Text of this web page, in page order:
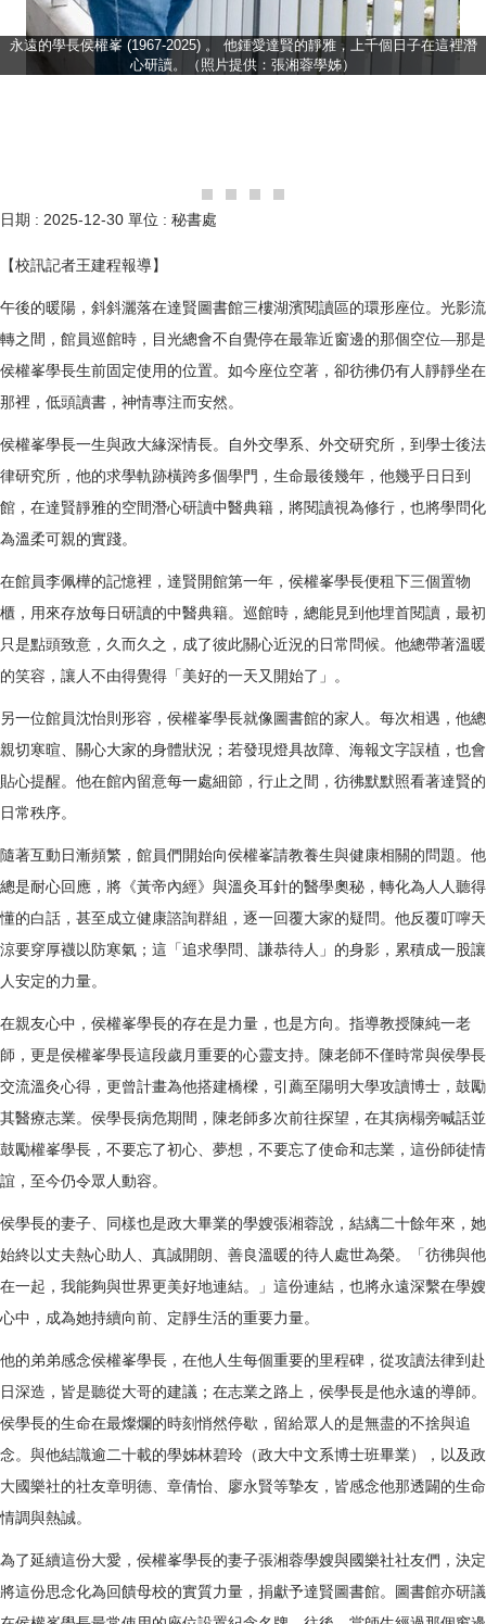
永遠的學長侯權峯 (1967-2025) 。 他鍾愛達賢的靜雅，上千個日子在這裡潛
心研讀。（照片提供：張湘蓉學姊）
日期 : 2025-12-30 單位 : 秘書處
【校訊記者王建程報導】
午後的暖陽，斜斜灑落在達賢圖書館三樓湖濱閱讀區的環形座位。光影流
轉之間，館員巡館時，目光總會不自覺停在最靠近窗邊的那個空位—那是
侯權峯學長生前固定使用的位置。如今座位空著，卻彷彿仍有人靜靜坐在
那裡，低頭讀書，神情專注而安然。
侯權峯學長一生與政大緣深情長。自外交學系、外交研究所，到學士後法
律研究所，他的求學軌跡橫跨多個學門，生命最後幾年，他幾乎日日到
館，在達賢靜雅的空間潛心研讀中醫典籍，將閱讀視為修行，也將學問化
為溫柔可親的實踐。
在館員李佩樺的記憶裡，達賢開館第一年，侯權峯學長便租下三個置物
櫃，用來存放每日研讀的中醫典籍。巡館時，總能見到他埋首閱讀，最初
只是點頭致意，久而久之，成了彼此關心近況的日常問候。他總帶著溫暖
的笑容，讓人不由得覺得「美好的一天又開始了」。
另一位館員沈怡則形容，侯權峯學長就像圖書館的家人。每次相遇，他總
親切寒暄、關心大家的身體狀況；若發現燈具故障、海報文字誤植，也會
貼心提醒。他在館內留意每一處細節，行止之間，彷彿默默照看著達賢的
日常秩序。
隨著互動日漸頻繁，館員們開始向侯權峯請教養生與健康相關的問題。他
總是耐心回應，將《黃帝內經》與溫灸耳針的醫學奧秘，轉化為人人聽得
懂的白話，甚至成立健康諮詢群組，逐一回覆大家的疑問。他反覆叮嚀天
涼要穿厚襪以防寒氣；這「追求學問、謙恭待人」的身影，累積成一股讓
人安定的力量。
在親友心中，侯權峯學長的存在是力量，也是方向。指導教授陳純一老
師，更是侯權峯學長這段歲月重要的心靈支持。陳老師不僅時常與侯學長
交流溫灸心得，更曾計畫為他搭建橋樑，引薦至陽明大學攻讀博士，鼓勵
其醫療志業。侯學長病危期間，陳老師多次前往探望，在其病榻旁喊話並
鼓勵權峯學長，不要忘了初心、夢想，不要忘了使命和志業，這份師徒情
誼，至今仍令眾人動容。
侯學長的妻子、同樣也是政大畢業的學嫂張湘蓉說，結縭二十餘年來，她
始終以丈夫熱心助人、真誠開朗、善良溫暖的待人處世為榮。「彷彿與他
在一起，我能夠與世界更美好地連結。」這份連結，也將永遠深繫在學嫂
心中，成為她持續向前、定靜生活的重要力量。
他的弟弟感念侯權峯學長，在他人生每個重要的里程碑，從攻讀法律到赴
日深造，皆是聽從大哥的建議；在志業之路上，侯學長是他永遠的導師。
侯學長的生命在最燦爛的時刻悄然停歇，留給眾人的是無盡的不捨與追
念。與他結識逾二十載的學姊林碧玲（政大中文系博士班畢業），以及政
大國樂社的社友章明德、章倩怡、廖永賢等摯友，皆感念他那透闢的生命
情調與熱誠。
為了延續這份大愛，侯權峯學長的妻子張湘蓉學嫂與國樂社社友們，決定
將這份思念化為回饋母校的實質力量，捐獻予達賢圖書館。圖書館亦研議